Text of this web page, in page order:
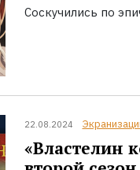
Соскучились по
22.08.2024
«Властелин